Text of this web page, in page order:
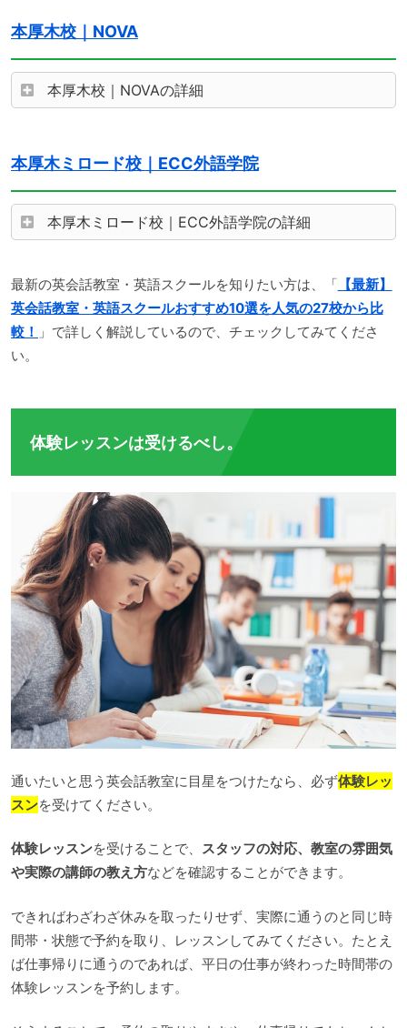
本厚木校｜NOVA
本厚木校｜NOVAの詳細
本厚木ミロード校｜ECC外語学院
本厚木ミロード校｜ECC外語学院の詳細
最新の英会話教室・英語スクールを知りたい方は、「 【最新】
英会話教室・英語スクールおすすめ10選を人気の27校から比
較！ 」で詳しく解説しているので、チェックしてみてくださ
い。
体験レッスンは受けるべし。
通いたいと思う英会話教室に目星をつけたなら、必ず体験レッ
スンを受けてください。
体験レッスンを受けることで、 スタッフの対応、教室の雰囲気
や実際の講師の教え方などを確認することができます。
できればわざわざ休みを取ったりせず、実際に通うのと同じ時
間帯・状態で予約を取り、レッスンしてみてください。たとえ
ば仕事帰りに通うのであれば、平日の仕事が終わった時間帯の
体験レッスンを予約します。